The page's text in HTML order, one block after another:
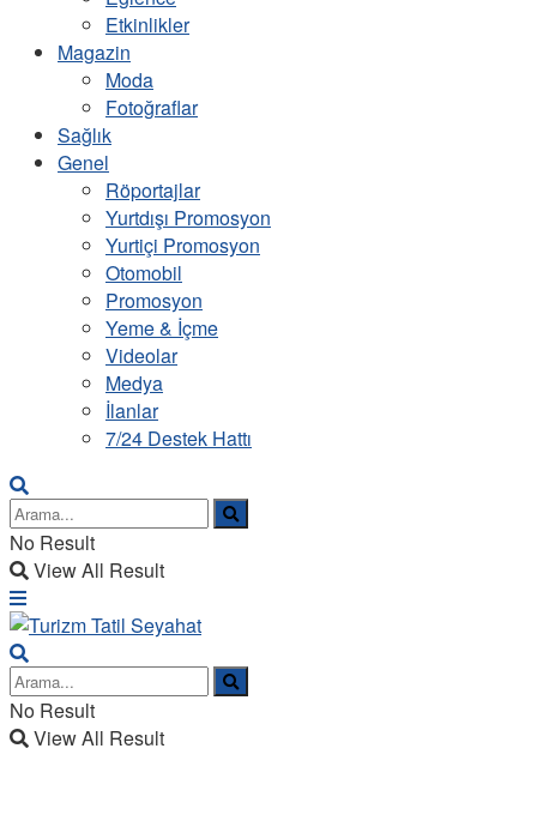
Etkinlikler
Magazin
Moda
Fotoğraflar
Sağlık
Genel
Röportajlar
Yurtdışı Promosyon
Yurtiçi Promosyon
Otomobil
Promosyon
Yeme & İçme
Videolar
Medya
İlanlar
7/24 Destek Hattı
No Result
View All Result
No Result
View All Result